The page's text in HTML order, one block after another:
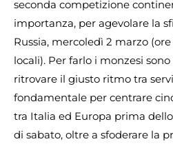
seconda competizione
importanza, per agevolare la
Russia, mercoledì 2 marzo (ore
locali). Per farlo i monzesi
ritrovare il giusto ritmo tra
fondamentale per centrare
tra Italia ed Europa prima
di sabato, oltre a sfoderare la